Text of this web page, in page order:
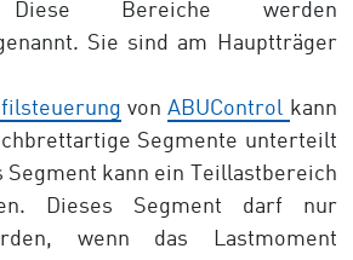
Diese Bereiche werden
Sie sind am Hauptträger
vonABUControl kann
Segmente unterteilt
Segment kann ein Teillastbereich
Dieses Segment darf nur
wenn das Lastmoment